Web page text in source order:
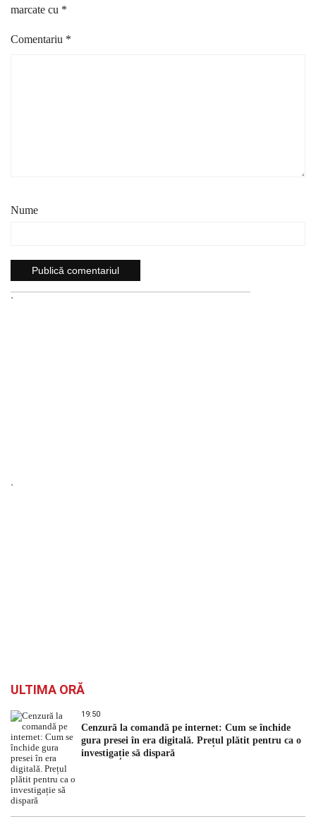
marcate cu *
Comentariu *
Nume
`
`
ULTIMA ORĂ
19:50
Cenzură la comandă pe internet: Cum se închide
gura presei în era digitală. Prețul plătit pentru ca o
investigație să dispară